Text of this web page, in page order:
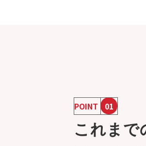
POINT 01
これまで